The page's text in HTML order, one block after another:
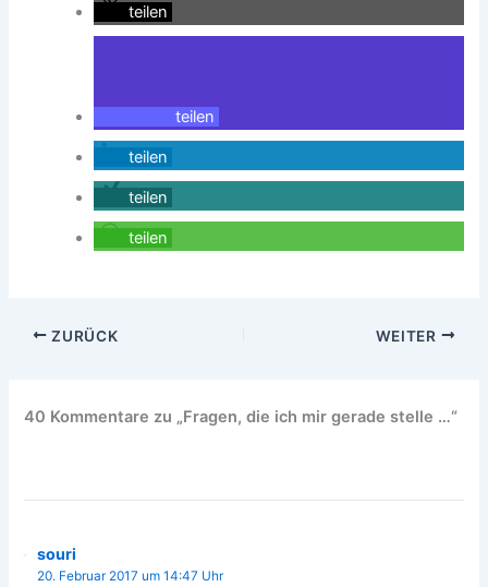
teilen
teilen
teilen
teilen
teilen
ZURÜCK WEITER
40 Kommentare zu „Fragen, die ich mir gerade stelle …“
souri
20. Februar 2017 um 14:47 Uhr